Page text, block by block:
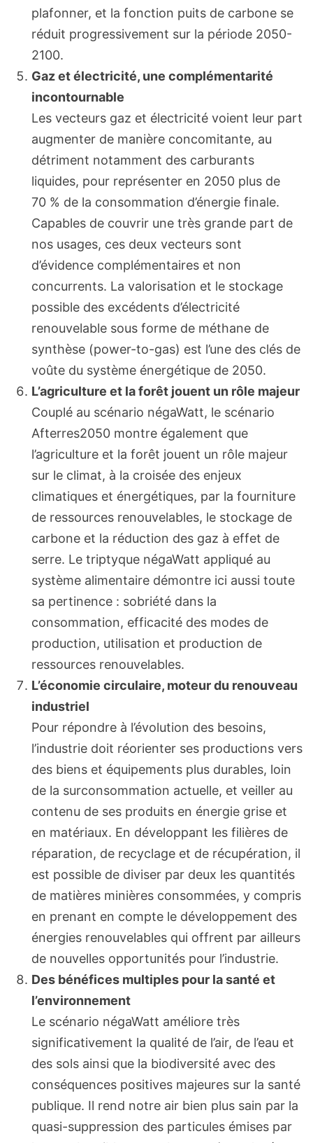
plafonner, et la fonction puits de carbone se
réduit progressivement sur la période 2050-
2100.
Gaz et électricité, une complémentarité
incontournable
Les vecteurs gaz et électricité voient leur part
augmenter de manière concomitante, au
détriment notamment des carburants
liquides, pour représenter en 2050 plus de
70 % de la consommation d’énergie finale.
Capables de couvrir une très grande part de
nos usages, ces deux vecteurs sont
d’évidence complémentaires et non
concurrents. La valorisation et le stockage
possible des excédents d’électricité
renouvelable sous forme de méthane de
synthèse (power-to-gas) est l’une des clés de
voûte du système énergétique de 2050.
L’agriculture et la forêt jouent un rôle majeur
Couplé au scénario négaWatt, le scénario
Afterres2050 montre également que
l’agriculture et la forêt jouent un rôle majeur
sur le climat, à la croisée des enjeux
climatiques et énergétiques, par la fourniture
de ressources renouvelables, le stockage de
carbone et la réduction des gaz à effet de
serre. Le triptyque négaWatt appliqué au
système alimentaire démontre ici aussi toute
sa pertinence : sobriété dans la
consommation, efficacité des modes de
production, utilisation et production de
ressources renouvelables.
L’économie circulaire, moteur du renouveau
industriel
Pour répondre à l’évolution des besoins,
l’industrie doit réorienter ses productions vers
des biens et équipements plus durables, loin
de la surconsommation actuelle, et veiller au
contenu de ses produits en énergie grise et
en matériaux. En développant les filières de
réparation, de recyclage et de récupération, il
est possible de diviser par deux les quantités
de matières minières consommées, y compris
en prenant en compte le développement des
énergies renouvelables qui offrent par ailleurs
de nouvelles opportunités pour l’industrie.
Des bénéfices multiples pour la santé et
l’environnement
Le scénario négaWatt améliore très
significativement la qualité de l’air, de l’eau et
des sols ainsi que la biodiversité avec des
conséquences positives majeures sur la santé
publique. Il rend notre air bien plus sain par la
quasi-suppression des particules émises par